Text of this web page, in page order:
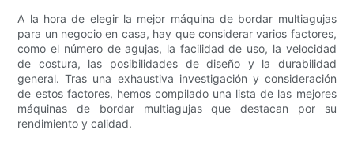
A la hora de elegir la mejor máquina de bordar multiagujas
para un negocio en casa, hay que considerar varios factores,
como el número de agujas, la facilidad de uso, la velocidad
de costura, las posibilidades de diseño y la durabilidad
general. Tras una exhaustiva investigación y consideración
de estos factores, hemos compilado una lista de las mejores
máquinas de bordar multiagujas que destacan por su
rendimiento y calidad.